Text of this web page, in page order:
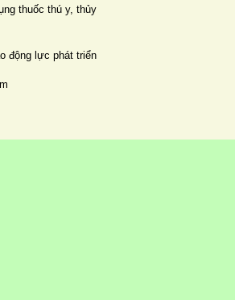
thuốc thú y, thủy
động lực phát triển